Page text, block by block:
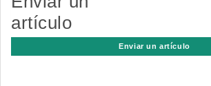
artículo
Enviar un artículo